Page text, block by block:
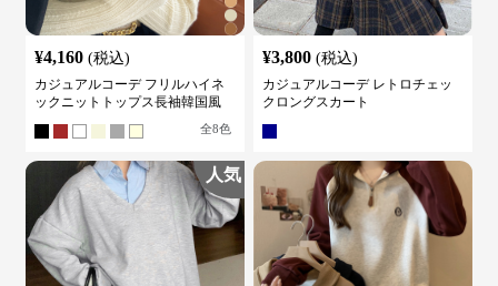
¥4,160 (税込)
カジュアルコーデ フリルハイネ
ックニットトップス長袖韓国風
全8色
¥3,800 (税込)
カジュアルコーデ レトロチェッ
クロングスカート
人気